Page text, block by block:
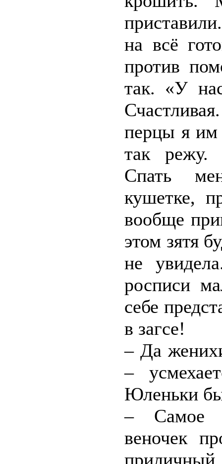
на всё
против
так. «У
перцы я им
так режу.
Спать
кушетке,
вообще
этом зятя
не
росписи
себе
в загсе!
– Да
–
Юленьки
– Самое
веночек